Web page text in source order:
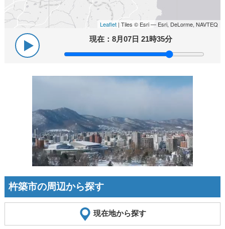
Leaflet | Tiles © Esri — Esri, DeLorme, NAVTEQ
現在：8月07日 21時35分
杵築市の周辺から探す
現在地から探す